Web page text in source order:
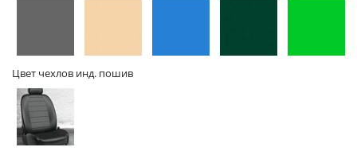
Цвет чехлов инд. пошив